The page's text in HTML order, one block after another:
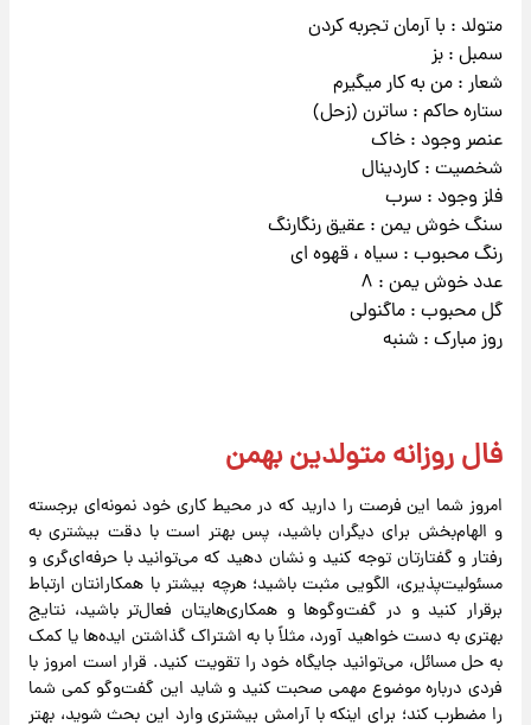
متولد : با آرمان تجربه کردن
سمبل : بز
شعار : من به کار میگیرم
ستاره حاکم : ساترن (زحل)
عنصر وجود : خاک
شخصیت : کاردینال
فلز وجود : سرب
سنگ خوش یمن : عقیق رنگارنگ
رنگ محبوب : سیاه ، قهوه ای
عدد خوش یمن : ۸
گل محبوب : ماگنولی
روز مبارک : شنبه
فال روزانه متولدین بهمن
امروز شما این فرصت را دارید که در محیط کاری خود نمونه‌ای برجسته
و الهام‌بخش برای دیگران باشید، پس بهتر است با دقت بیشتری به
رفتار و گفتارتان توجه کنید و نشان دهید که می‌توانید با حرفه‌ای‌گری و
مسئولیت‌پذیری، الگویی مثبت باشید؛ هرچه بیشتر با همکارانتان ارتباط
برقرار کنید و در گفت‌وگوها و همکاری‌هایتان فعال‌تر باشید، نتایج
بهتری به دست خواهید آورد، مثلاً با به اشتراک گذاشتن ایده‌ها یا کمک
به حل مسائل، می‌توانید جایگاه خود را تقویت کنید. قرار است امروز با
فردی درباره موضوع مهمی صحبت کنید و شاید این گفت‌وگو کمی شما
را مضطرب کند؛ برای اینکه با آرامش بیشتری وارد این بحث شوید، بهتر